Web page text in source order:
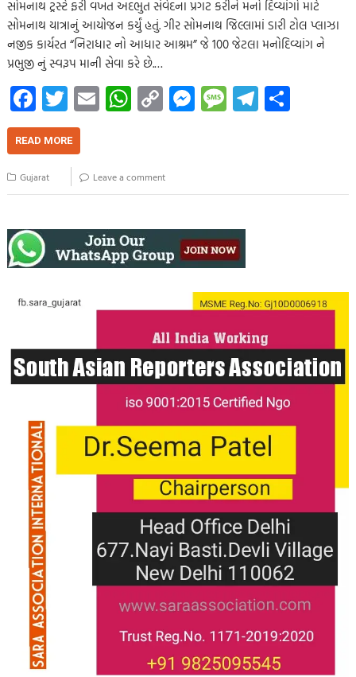
સોમનાથ ટ્રસ્ટે ફરી વખત અદભુત સંવેદના પ્રગટ કરીને મનો દિવ્યાંગો માટે
સોમનાથ યાત્રાનું આયોજન કર્યું હતું. ગીર સોમનાથ જિલ્લામાં ડારી ટોલ પ્લાઝા
નજીક કાર્યરત “નિરાધાર નો આધાર આશ્રમ” જે 100 જેટલા મનોદિવ્યાંગ ને
પ્રભુજી નું સ્વરૂપ માની સેવા કરે છે.…
Fa
ce
b
o
o
k
T
wi
tt
er
E
m
W
h
s
A
p
p
C
o
y
Li
nk
M
es
g
er
M
es
e
Te
le
m
READ MORE
Gujarat Leave a comment